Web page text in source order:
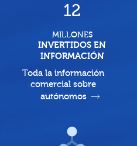
12
MILLONES
INVERTIDOS EN
INFORMACIÓN
Toda la información
comercial sobre
autónomos